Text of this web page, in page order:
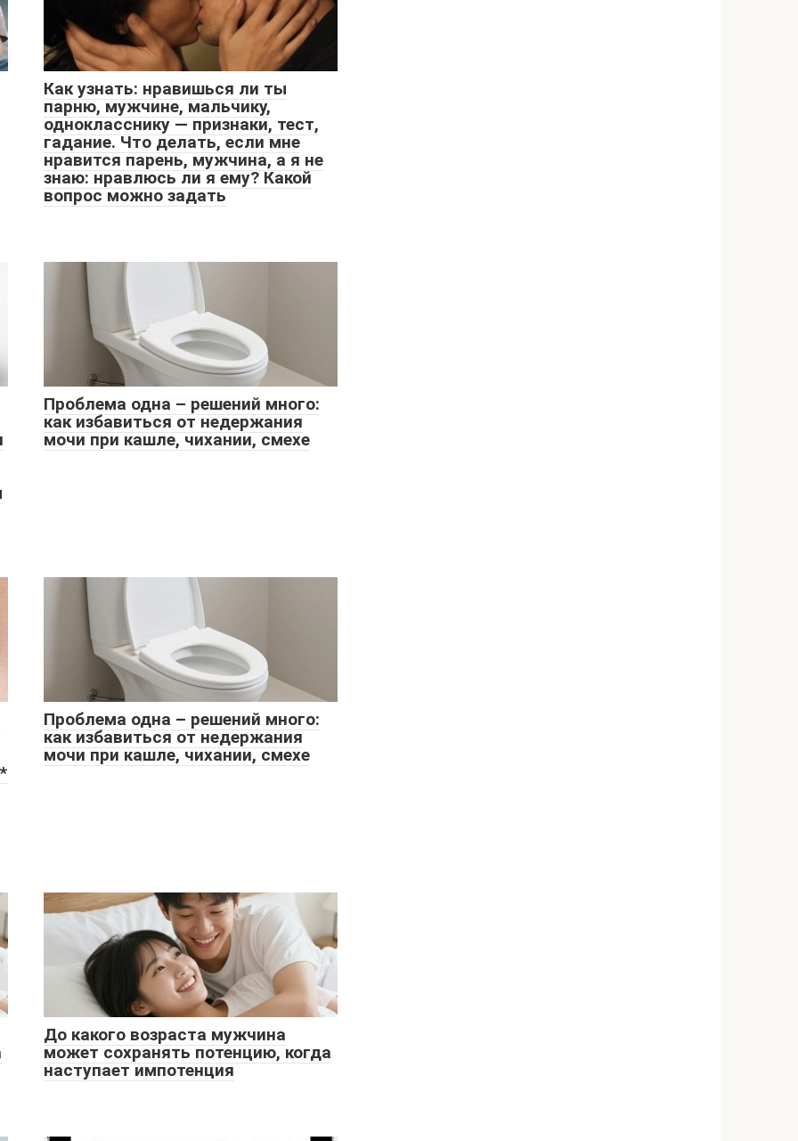
Как узнать: нравишься ли ты
парню, мужчине, мальчику,
однокласснику — признаки, тест,
гадание. Что делать, если мне
нравится парень, мужчина, а я не
знаю: нравлюсь ли я ему? Какой
вопрос можно задать
Проблема одна – решений много:
как избавиться от недержания
мочи при кашле, чихании, смехе
Проблема одна – решений много:
как избавиться от недержания
мочи при кашле, чихании, смехе
До какого возраста мужчина
может сохранять потенцию, когда
наступает импотенция